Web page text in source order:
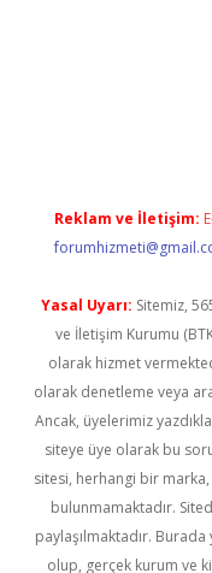
Reklam ve İletişim:
Yasal Uyarı: Sitemiz,
ve İletişim Kurumu
olarak hizmet
olarak denetleme veya
Ancak, üyelerimiz
siteye üye olarak bu
sitesi, herhangi bir marka,
bulunmamaktadır.
paylaşılmaktadır.
olup, gerçek kurum ve